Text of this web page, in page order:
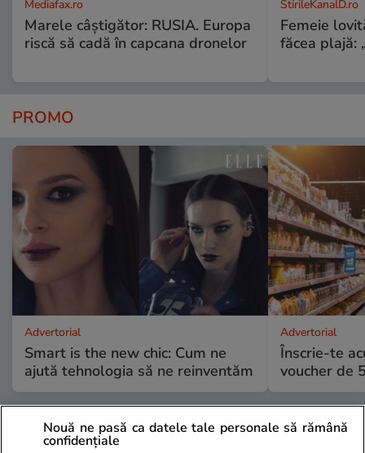
Mediafax.ro
Marele câștigător: RUSIA. Europa
riscă să cadă în capcana dronelor
StirileKanalD.ro
Femeie
făcea plajă:
PROMO
Advertorial
Smart is the new chic: Cum ne
ajută tehnologia să ne reinventăm
Advertorial
Înscrie-te
voucher de
PARTENERI
Nouă ne pasă ca datele tale personale să rămână
confidențiale